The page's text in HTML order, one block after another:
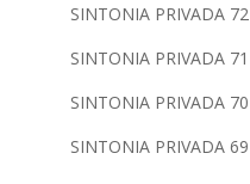
SINTONIA PRIVADA 72
SINTONIA PRIVADA 71
SINTONIA PRIVADA 70
SINTONIA PRIVADA 69